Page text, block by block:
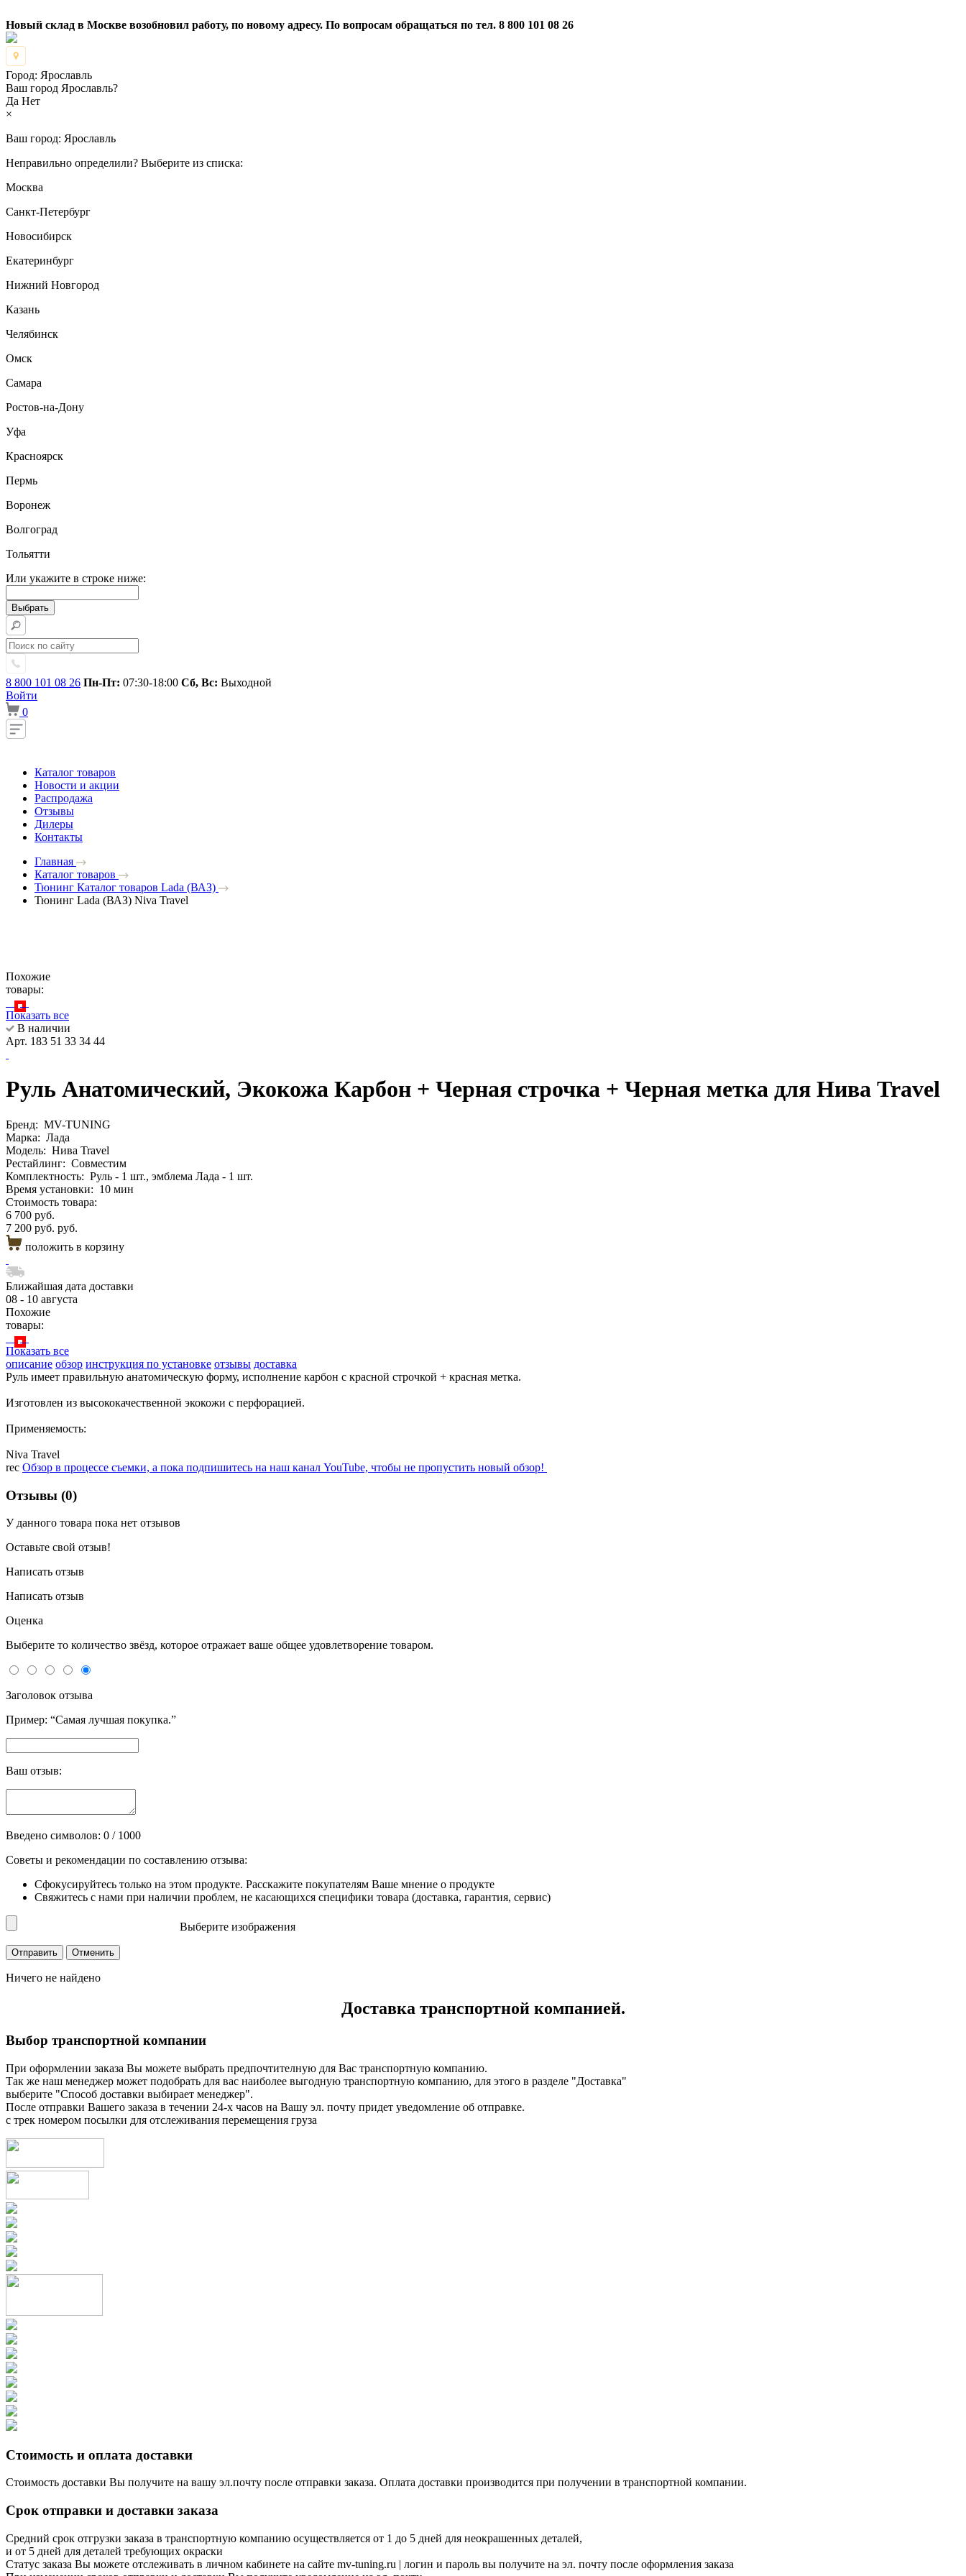
Новый склад в Москве возобновил работу, по новому адресу. По вопросам обращаться по тел. 8 800 101 08 26
Город: Ярославль
Ваш город Ярославль?
Да Нет
×
Ваш город: Ярославль
Неправильно определили? Выберите из списка:
Москва
Санкт-Петербург
Новосибирск
Екатеринбург
Нижний Новгород
Казань
Челябинск
Омск
Самара
Ростов-на-Дону
Уфа
Красноярск
Пермь
Воронеж
Волгоград
Тольятти
Или укажите в строке ниже:
8 800 101 08 26 Пн-Пт: 07:30-18:00 Сб, Вс: Выходной
Войти
0
Каталог товаров
Новости и акции
Распродажа
Отзывы
Дилеры
Контакты
Главная
Каталог товаров
Тюнинг Каталог товаров Lada (ВАЗ)
Тюнинг Lada (ВАЗ) Niva Travel
Похожие
товары:
Показать все
В наличии
Арт. 183 51 33 34 44
Руль Анатомический, Экокожа Карбон + Черная строчка + Черная метка для Нива Travel
Бренд: MV-TUNING
Марка: Лада
Модель: Нива Travel
Рестайлинг: Совместим
Комплектность: Руль - 1 шт., эмблема Лада - 1 шт.
Время установки: 10 мин
Стоимость товара:
6 700 руб.
7 200 руб. руб.
положить в корзину
Ближайшая дата доставки
08 - 10 августа
Похожие
товары:
Показать все
описание обзор инструкция по установке отзывы доставка
Руль имеет правильную анатомическую форму, исполнение карбон с красной строчкой + красная метка.
Изготовлен из высококачественной экокожи с перфорацией.
Применяемость:
Niva Travel
rec Обзор в процессе съемки, а пока подпишитесь на наш канал YouTube, чтобы не пропустить новый обзор!
Отзывы (0)
У данного товара пока нет отзывов
Оставьте свой отзыв!
Написать отзыв
Написать отзыв
Оценка
Выберите то количество звёзд, которое отражает ваше общее удовлетворение товаром.
Заголовок отзыва
Пример: “Самая лучшая покупка.”
Ваш отзыв:
Введено символов: 0 / 1000
Советы и рекомендации по составлению отзыва:
Сфокусируйтесь только на этом продукте. Расскажите покупателям Ваше мнение о продукте
Свяжитесь с нами при наличии проблем, не касающихся специфики товара (доставка, гарантия, сервис)
Выберите изображения
Ничего не найдено
Доставка транспортной компанией.
Выбор транспортной компании
При оформлении заказа Вы можете выбрать предпочтителную для Вас транспортную компанию.
Так же наш менеджер может подобрать для вас наиболее выгодную транспортную компанию, для этого в разделе "Доставка"
выберите "Способ доставки выбирает менеджер".
После отправки Вашего заказа в течении 24-х часов на Вашу эл. почту придет уведомление об отправке.
с трек номером посылки для отслеживания перемещения груза
Стоимость и оплата доставки
Стоимость доставки Вы получите на вашу эл.почту после отправки заказа. Оплата доставки производится при получении в транспортной компании.
Срок отправки и доставки заказа
Средний срок отгрузки заказа в транспортную компанию осуществляется от 1 до 5 дней для неокрашенных деталей,
и от 5 дней для деталей требующих окраски
Статус заказа Вы можете отслеживать в личном кабинете на сайте mv-tuning.ru | логин и пароль вы получите на эл. почту после оформления заказа